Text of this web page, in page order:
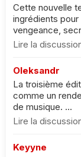
Cette nouvelle
ingrédients pour
vengeance,
Lire la
Oleksandr
La troisième
comme un
de musique. ...
Lire la
Keyyne